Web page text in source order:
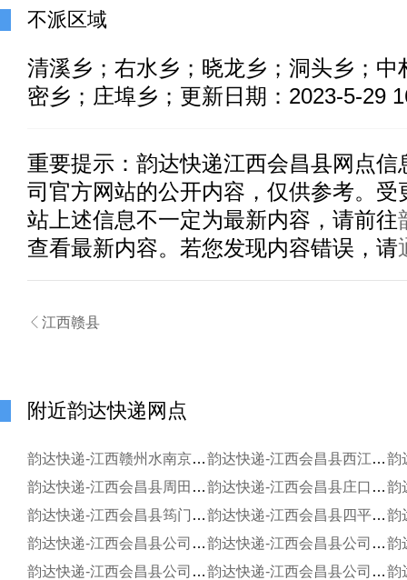
不派区域
清溪乡；右水乡；晓龙乡；洞头乡；中
密乡；庄埠乡；更新日期：2023-5-29
重要提示： 韵达快递江西会昌县网点信
司官方网站的公开内容，仅供参考。受
站上述信息不一定为最新内容，请前往
查看最新内容。若您发现内容错误，请
 江西赣县
附近韵达快递网点
韵达快递-江西赣州水南京华苑分部
韵达快递-江西会昌县西江镇寄存分部
韵达快递-江西会昌县周田镇寄存点
韵达快递-江西会昌县庄口镇寄存点
韵达快递-江西会昌县筠门岭镇寄存点
韵达快递-江西会昌县四平家电超市寄存分部
韵达快递-江西会昌县公司肖记电器便民寄存分部
韵达快递-江西会昌县公司高排乡林记金店便民寄存点
韵达快递-江西会昌县公司会敏脐橙服务部
韵达快递-江西会昌县公司全网通便民寄存点分部